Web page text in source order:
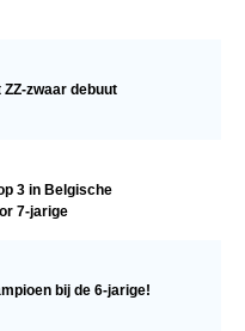
zwaar debuut
3 in Belgische
7-jarige
bij de 6-jarige!